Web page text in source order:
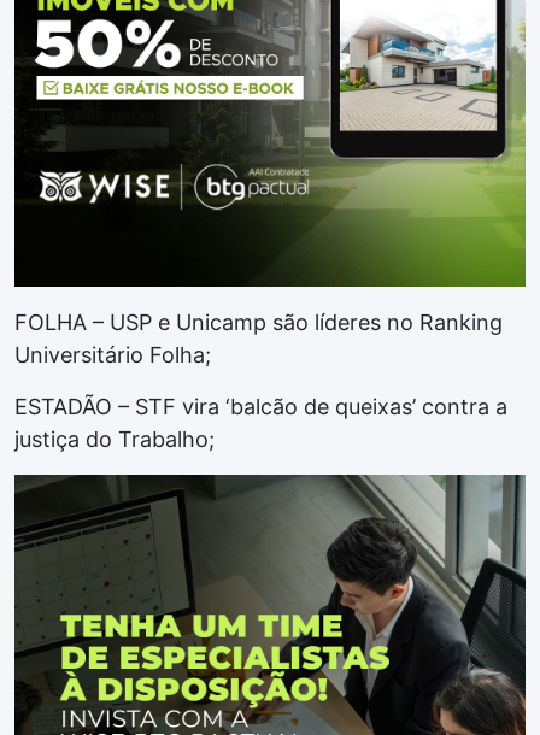
FOLHA – USP e Unicamp são líderes no Ranking
Universitário Folha;
ESTADÃO – STF vira ‘balcão de queixas’ contra a
justiça do Trabalho;